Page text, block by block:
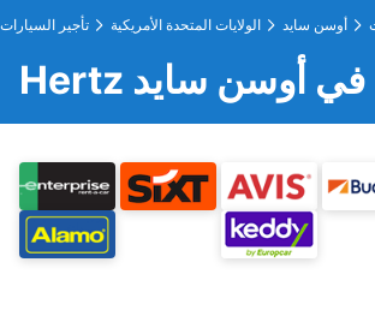
تأجير السيارات الولايات المتحدة الأمريكية أوسن سايد
Hertz في أوسن سايد